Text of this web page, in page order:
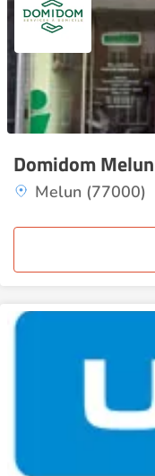
Domidom Melun
Melun (77000)